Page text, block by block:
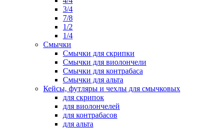
3/4
7/8
1/2
1/4
Смычки
Смычки для скрипки
Смычки для виолончели
Смычки для контрабаса
Смычки для альта
Кейсы, футляры и чехлы для смычковых
для скрипок
для виолончелей
для контрабасов
для альта